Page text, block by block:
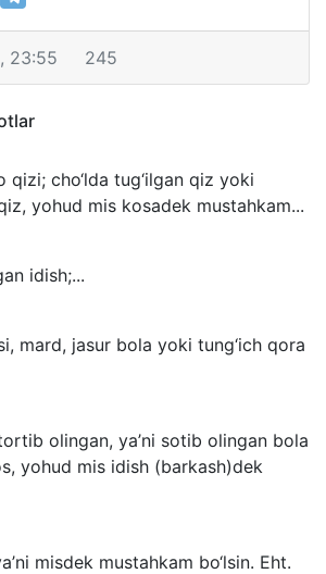
23:55 245
qizi; cho‘lda tug‘ilgan qiz yoki
yohud mis kosadek mustahkam...
idish;...
mard, jasur bola yoki tung‘ich qora
olingan, ya’ni sotib olingan bola
yohud mis idish (barkash)dek
misdek mustahkam bo‘lsin. Eht.